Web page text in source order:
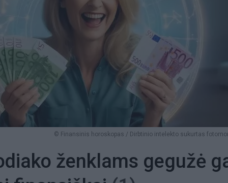
© Finansinis horoskopas / Dirbtinio intelekto sukurtas
ženklams gegužė